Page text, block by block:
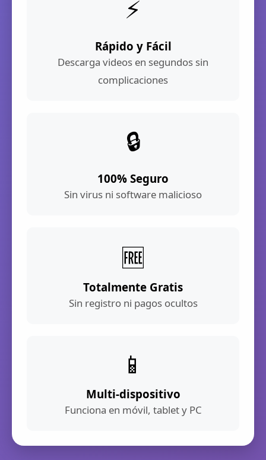
⚡
Rápido y Fácil
Descarga videos en segundos sin
complicaciones
🔒
100% Seguro
Sin virus ni software malicioso
🆓
Totalmente Gratis
Sin registro ni pagos ocultos
📱
Multi-dispositivo
Funciona en móvil, tablet y PC